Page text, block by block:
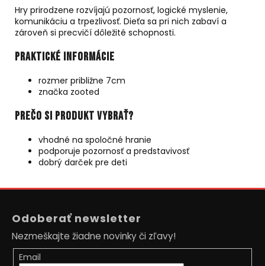
Hry prirodzene rozvíjajú pozornosť, logické myslenie,
komunikáciu a trpezlivosť. Dieťa sa pri nich zabaví a
zároveň si precvičí dôležité schopnosti.
Praktické informácie
rozmer približne 7cm
značka zooted
Prečo si produkt vybrať?
vhodné na spoločné hranie
podporuje pozornosť a predstavivosť
dobrý darček pre deti
Odoberať newsletter
Nezmeškajte žiadne novinky či zľavy!
Email